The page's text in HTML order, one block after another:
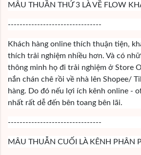
MÂU THUẦN THỨ 3 LÀ VỀ FLOW
--------------------------------
Khách hàng online thích thuận tiện,
thích trải nghiệm nhiều hơn. Và có
thông minh họ đi trải nghiệm ở Store
nắn chán chê rồi về nhà lên Shopee/
hàng. Do đó nếu lợi ích kênh online -
nhất rất dễ đến bên toang bên lãi.
--------------------------------
MÂU THUẪN CUỐI LÀ KÊNH PHÂN